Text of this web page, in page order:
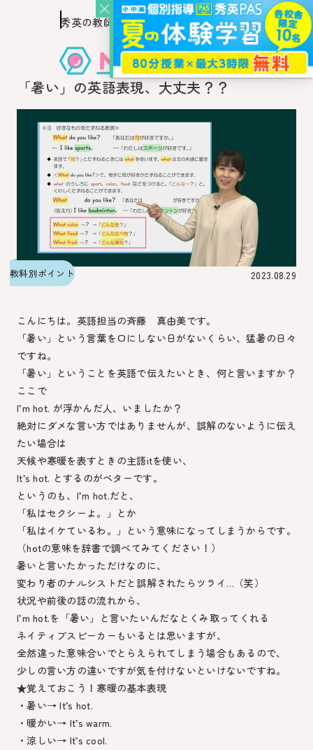
このページの本文へ移動
秀英の教師を知り、
秀英の教師から教わるウェブ・メディア
「暑い」の英語表現、大丈夫？？
教科別ポイント 2023.08.29
こんにちは。英語担当の斉藤 真由美です。
「暑い」という言葉を口にしない日がないくらい、猛暑の日々
ですね。
「暑い」ということを英語で伝えたいとき、何と言いますか？
ここで
I’m hot. が浮かんだ人、いましたか？
絶対にダメな言い方ではありませんが、誤解のないように伝え
たい場合は
天候や寒暖を表すときの主語itを使い、
It’s hot. とするのがベターです。
というのも、I’m hot.だと、
「私はセクシーよ。」とか
「私はイケているわ。」という意味になってしまうからです。
（hotの意味を辞書で調べてみてください！）
暑いと言いたかっただけなのに、
変わり者のナルシストだと誤解されたらツライ…（笑）
状況や前後の話の流れから、
I’m hot.を「暑い」と言いたいんだなとくみ取ってくれる
ネイティブスピーカーもいるとは思いますが、
全然違った意味合いでとらえられてしまう場合もあるので、
少しの言い方の違いですが気を付けないといけないですね。
★覚えておこう！寒暖の基本表現
・暑い→ It’s hot.
・暖かい→ It’s warm.
・涼しい→ It’s cool.